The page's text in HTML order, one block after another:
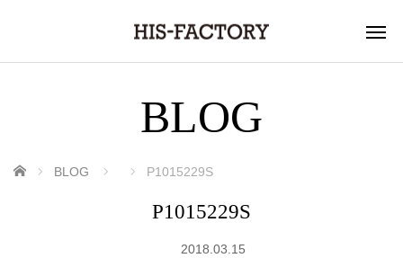
BLOG
ホーム BLOG P1015229S
P1015229S
2018.03.15